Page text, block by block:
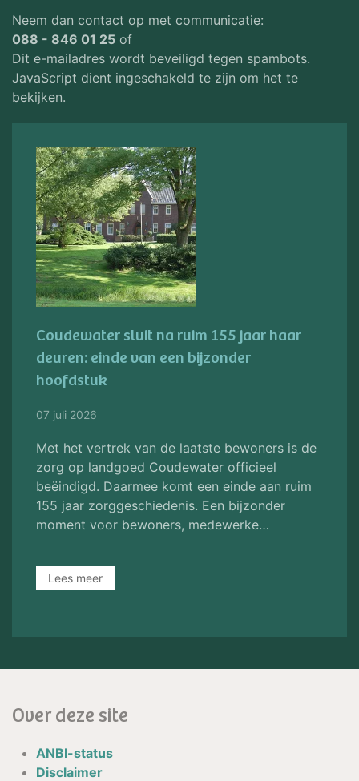
Neem dan contact op met communicatie:
088 - 846 01 25 of
Dit e-mailadres wordt beveiligd tegen spambots.
JavaScript dient ingeschakeld te zijn om het te
bekijken.
Coudewater sluit na ruim 155 jaar haar
deuren: einde van een bijzonder
hoofdstuk
07 juli 2026
Met het vertrek van de laatste bewoners is de
zorg op landgoed Coudewater officieel
beëindigd. Daarmee komt een einde aan ruim
155 jaar zorggeschiedenis. Een bijzonder
moment voor bewoners, medewerke…
Lees meer
Over deze site
ANBI-status
Disclaimer